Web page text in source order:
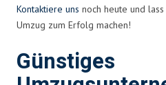
Kontaktiere uns noch heute und
Umzug zum Erfolg machen!
Günstiges